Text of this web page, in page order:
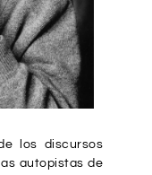
los discursos
autopistas de